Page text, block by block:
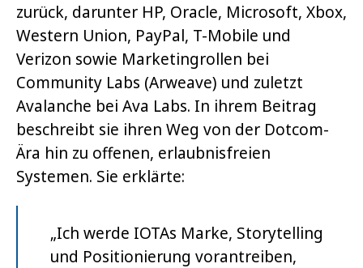
zurück, darunter HP, Oracle, Microsoft, Xbox,
Western Union, PayPal, T-Mobile und
Verizon sowie Marketingrollen bei
Community Labs (Arweave) und zuletzt
Avalanche bei Ava Labs. In ihrem Beitrag
beschreibt sie ihren Weg von der Dotcom-
Ära hin zu offenen, erlaubnisfreien
Systemen. Sie erklärte:
„Ich werde IOTAs Marke, Storytelling
und Positionierung vorantreiben,